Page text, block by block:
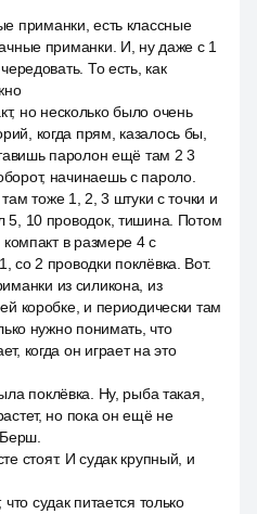
приманки, есть классные
приманки. И, ну даже с 1
То есть, как
но несколько было очень
когда прям, казалось бы,
паролон ещё там 2 3
начинаешь с пароло.
тоже 1, 2, 3 штуки с точки и
5, 10 проводок, тишина. Потом
компакт в размере 4 с
2 проводки поклёвка. Вот.
из силикона, из
коробке, и периодически там
нужно понимать, что
когда он играет на это
поклёвка. Ну, рыба такая,
но пока он ещё не
стоят. И судак крупный, и
судак питается только